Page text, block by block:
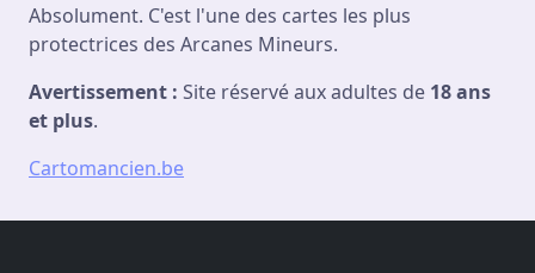
Absolument. C'est l'une des cartes les plus
protectrices des Arcanes Mineurs.
Avertissement : Site réservé aux adultes de 18 ans
et plus.
Cartomancien.be